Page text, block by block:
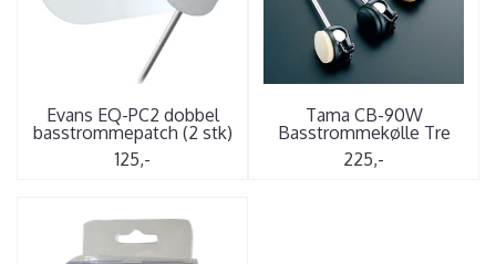
Evans EQ-PC2 dobbel
basstrommepatch (2 stk)
125,-
Tama CB-90W
Basstrommekølle Tre
225,-